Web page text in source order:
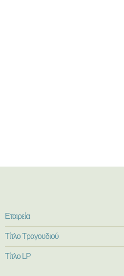
Εταιρεία
Τίτλο Τραγουδιού
Τίτλο LP